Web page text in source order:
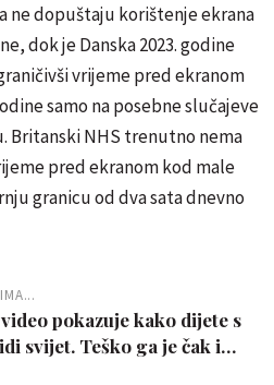
ne dopuštaju korištenje ekrana
dok je Danska 2023. godine
vrijeme pred ekranom
samo na posebne slučajeve
Britanski NHS trenutno nema
pred ekranom kod male
granicu od dva sata dnevno
pokazuje kako dijete s
svijet. Teško ga je čak i